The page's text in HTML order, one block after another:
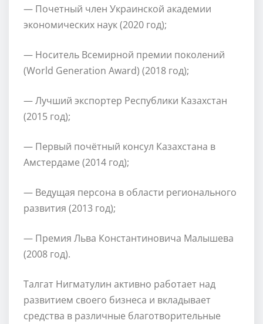
— Почетный член Украинской академии
экономических наук (2020 год);
— Носитель Всемирной премии поколений
(World Generation Award) (2018 год);
— Лучший экспортер Республики Казахстан
(2015 год);
— Первый почётный консул Казахстана в
Амстердаме (2014 год);
— Ведущая персона в области регионального
развития (2013 год);
— Премия Льва Константиновича Малышева
(2008 год).
Талгат Нигматулин активно работает над
развитием своего бизнеса и вкладывает
средства в различные благотворительные